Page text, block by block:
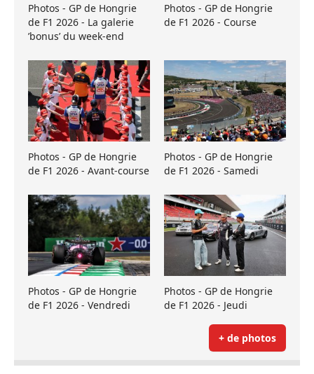
Photos - GP de Hongrie
de F1 2026 - La galerie
’bonus’ du week-end
Photos - GP de Hongrie
de F1 2026 - Course
Photos - GP de Hongrie
de F1 2026 - Avant-course
Photos - GP de Hongrie
de F1 2026 - Samedi
Photos - GP de Hongrie
de F1 2026 - Vendredi
Photos - GP de Hongrie
de F1 2026 - Jeudi
+ de photos